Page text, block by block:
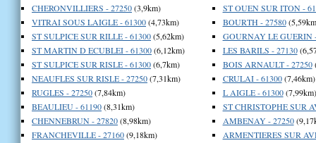
CHERONVILLIERS - 27250(3,9km)
VITRAI SOUS LAIGLE - 61300(4,73km)
ST SULPICE SUR RILLE - 61300(5,62km)
ST MARTIN D ECUBLEI - 61300(6,12km)
ST SULPICE SUR RISLE - 61300(6,7km)
NEAUFLES SUR RISLE - 27250(7,31km)
RUGLES - 27250(7,84km)
BEAULIEU - 61190(8,31km)
CHENNEBRUN - 27820(8,98km)
FRANCHEVILLE - 27160(9,18km)
ST OUEN SUR ITON -
BOURTH - 27580
GOURNAY LE GUERIN
LES BARILS - 27130
BOIS ARNAULT - 27250
CRULAI - 61300(7,46km)
L AIGLE - 61300(7,99km)
ST CHRISTOPHE SUR
AMBENAY - 27250
ARMENTIERES SUR